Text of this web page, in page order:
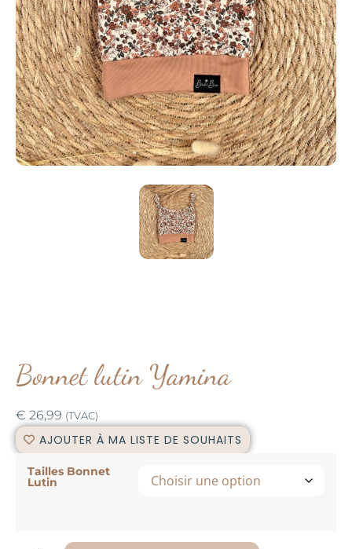
Bonnet lutin Yamina
€ 26,99 (TVAC)
AJOUTER À MA LISTE DE SOUHAITS
Tailles Bonnet
Lutin